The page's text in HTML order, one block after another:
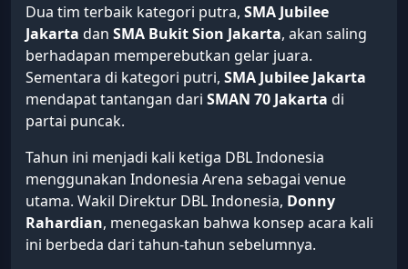
Dua tim terbaik kategori putra, SMA Jubilee
Jakarta dan SMA Bukit Sion Jakarta, akan saling
berhadapan memperebutkan gelar juara.
Sementara di kategori putri, SMA Jubilee Jakarta
mendapat tantangan dari SMAN 70 Jakarta di
partai puncak.
Tahun ini menjadi kali ketiga DBL Indonesia
menggunakan Indonesia Arena sebagai venue
utama. Wakil Direktur DBL Indonesia, Donny
Rahardian, menegaskan bahwa konsep acara kali
ini berbeda dari tahun-tahun sebelumnya.